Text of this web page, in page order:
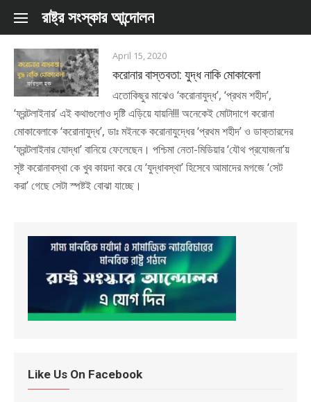
Skip to content
রাষ্ট্র সংস্কার আন্দোলন
April 15, 2020
করোনার বাস্তবতা: যুদ্ধ নাকি মোকাবেলা
এতোকিছুর মাঝেও ‘করোনাযুদ্ধ’, ‘প্রথম শহীদ’,
‘ফ্রন্টলাইনার’ এই কথাগুলোও দৃষ্টি এড়িয়ে যায়নি!!! অনেকেই মোটাদাগে করোনা
মোকাবেলাকে ‘করোনাযুদ্ধ’, ডাঃ মইনকে করোনাযুদ্ধের ‘প্রথম শহীদ’ ও ডাক্তারদের
‘ফ্রন্টলাইনার যোদ্ধা’ বানিয়ে ফেলেছেন। পশ্চিমা নেতা-মিডিয়ার ‘যৌথ প্রযোজনা’য়
সৃষ্ট করোনাবস্থা কে খুব কায়দা করে যে ‘যুদ্ধাবস্থা’ হিসেবে আমাদের মগজে ‘সেট
করা’ গেছে সেটা স্পষ্টই বোঝা যাচ্ছে।
Like Us On Facebook